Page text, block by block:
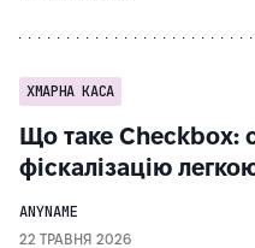
ХМАРНА КАСА
Що таке Checkbox:
фіскалізацію
ANYNAME
22 ТРАВНЯ 2026